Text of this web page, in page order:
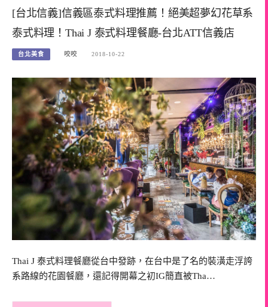
[台北信義]信義區泰式料理推薦！絕美超夢幻花草系
泰式料理！Thai J 泰式料理餐廳-台北ATT信義店
台北美食 咬咬 2018-10-22
Thai J 泰式料理餐廳從台中發跡，在台中是了名的裝潢走浮誇
系路線的花園餐廳，還記得開幕之初IG簡直被Tha…